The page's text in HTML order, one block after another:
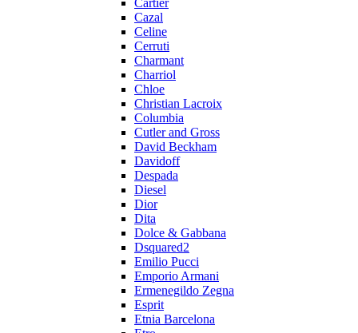
Cartier
Cazal
Celine
Cerruti
Charmant
Charriol
Chloe
Christian Lacroix
Columbia
Cutler and Gross
David Beckham
Davidoff
Despada
Diesel
Dior
Dita
Dolce & Gabbana
Dsquared2
Emilio Pucci
Emporio Armani
Ermenegildo Zegna
Esprit
Etnia Barcelona